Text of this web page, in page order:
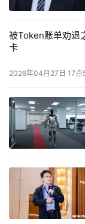
被Token账单劝退
卡
2026年04月27日 17点